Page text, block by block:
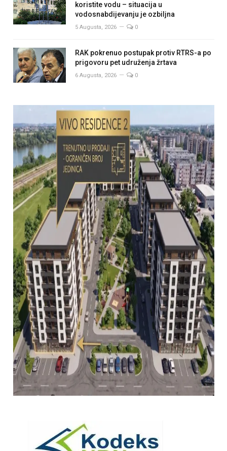
koristite vodu – situacija u
vodosnabdijevanju je ozbiljna
5 Augusta, 2026 0
RAK pokrenuo postupak protiv RTRS-a po
prigovoru pet udruženja žrtava
6 Augusta, 2026 0